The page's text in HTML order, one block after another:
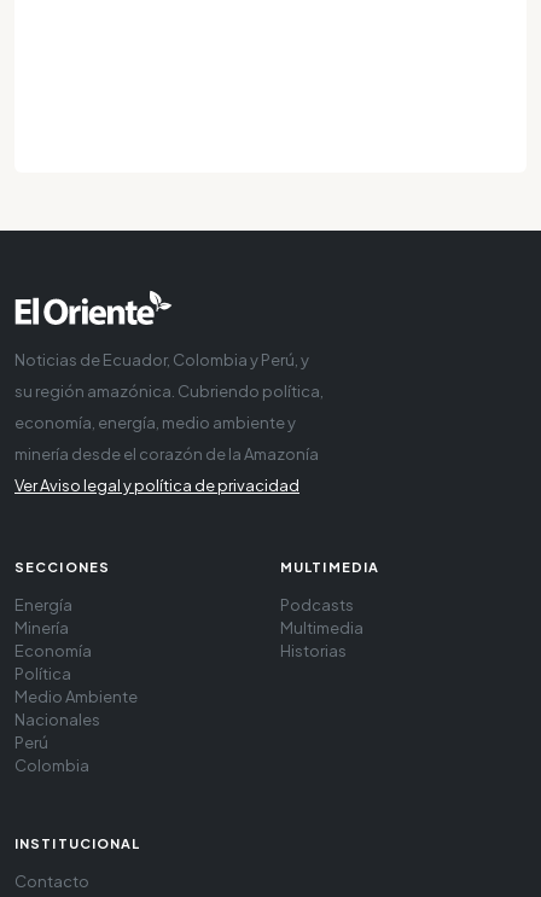
Noticias de Ecuador, Colombia y Perú, y
su región amazónica. Cubriendo política,
economía, energía, medio ambiente y
minería desde el corazón de la Amazonía
Ver Aviso legal y política de privacidad
SECCIONES
Energía
Minería
Economía
Política
Medio Ambiente
Nacionales
Perú
Colombia
MULTIMEDIA
Podcasts
Multimedia
Historias
INSTITUCIONAL
Contacto